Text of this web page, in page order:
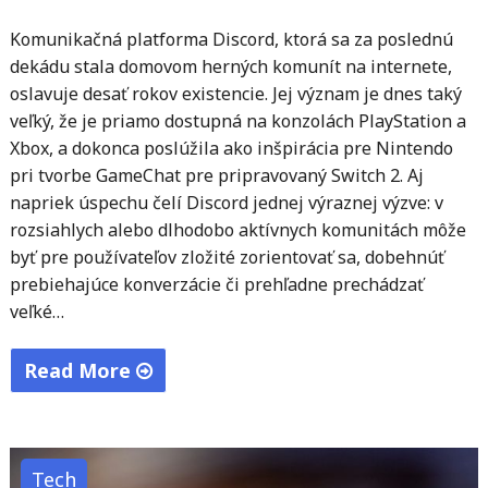
Komunikačná platforma Discord, ktorá sa za poslednú
dekádu stala domovom herných komunít na internete,
oslavuje desať rokov existencie. Jej význam je dnes taký
veľký, že je priamo dostupná na konzolách PlayStation a
Xbox, a dokonca poslúžila ako inšpirácia pre Nintendo
pri tvorbe GameChat pre pripravovaný Switch 2. Aj
napriek úspechu čelí Discord jednej výraznej výzve: v
rozsiahlych alebo dlhodobo aktívnych komunitách môže
byť pre používateľov zložité zorientovať sa, dobehnúť
prebiehajúce konverzácie či prehľadne prechádzať
veľké…
Read More
využitie
Tech